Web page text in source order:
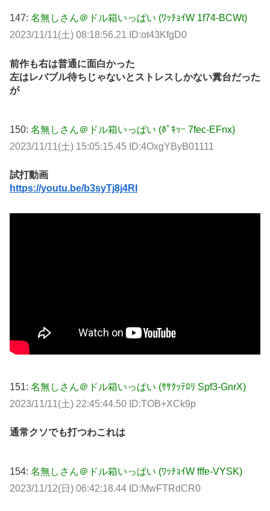
147: 名無しさん＠ドル箱いっぱい (ﾜｯﾁｮｲW 1f74-BCWt)
2023/11/11(土) 08:18:56.21 ID:ot43KfgD0
前作も右は普通に面白かった
左はレバブル待ちじゃないとストレスしかない糞台だった
が
150: 名無しさん＠ドル箱いっぱい (ﾎﾟｷｯｰ 7fec-EFnx)
2023/11/11(土) 15:05:15.45 ID:4OxgYByB01111
試打動画
https://youtu.be/b3syTj8j4RI
151: 名無しさん＠ドル箱いっぱい (ｻｻｸｯﾃﾛﾘ Spf3-GnrX)
2023/11/11(土) 22:45:44.50 ID:TOB+XCk9p
通常クソでも打つわこれは
154: 名無しさん＠ドル箱いっぱい (ﾜｯﾁｮｲW fffe-VYSK)
2023/11/12(日) 06:42:18.44 ID:MwFTRdCR0